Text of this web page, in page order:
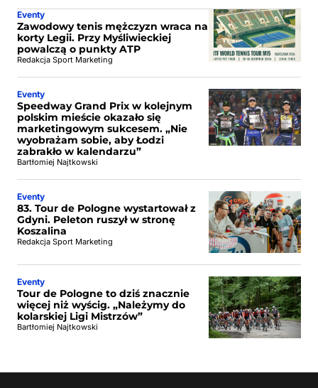
Eventy
Zawodowy tenis mężczyzn wraca na
korty Legii. Przy Myśliwieckiej
powalczą o punkty ATP
Redakcja Sport Marketing
Eventy
Speedway Grand Prix w kolejnym
polskim mieście okazało się
marketingowym sukcesem. „Nie
wyobrażam sobie, aby Łodzi
zabrakło w kalendarzu”
Bartłomiej Najtkowski
Eventy
83. Tour de Pologne wystartował z
Gdyni. Peleton ruszył w stronę
Koszalina
Redakcja Sport Marketing
Eventy
Tour de Pologne to dziś znacznie
więcej niż wyścig. „Należymy do
kolarskiej Ligi Mistrzów”
Bartłomiej Najtkowski